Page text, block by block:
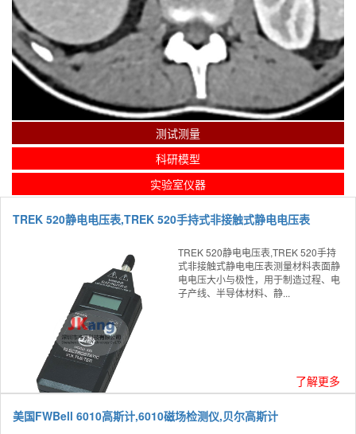
测试测量
科研模型
实验室仪器
TREK 520静电电压表,TREK 520手持式非接触式静电电压表
TREK 520静电电压表,TREK 520手持
式非接触式静电电压表测量材料表面静
电电压大小与极性，用于制造过程、电
子产线、半导体材料、静...
了解更多
美国FWBell 6010高斯计,6010磁场检测仪,贝尔高斯计